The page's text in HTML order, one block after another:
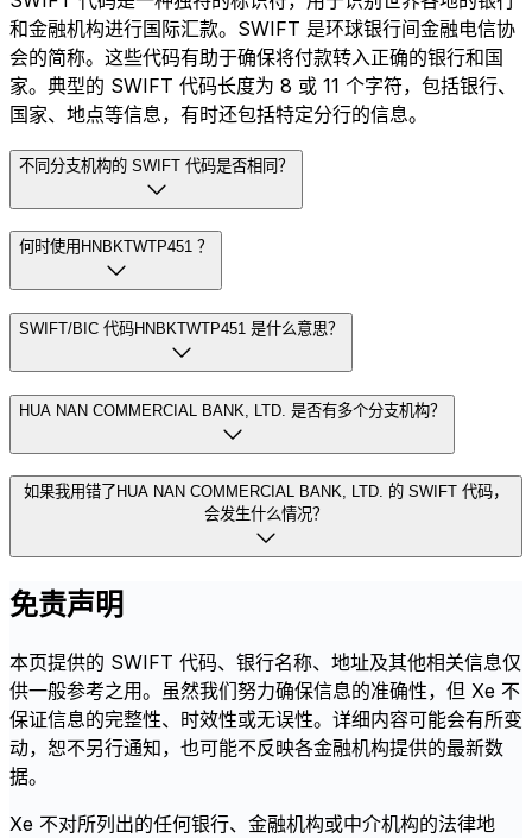
和金融机构进行国际汇款。SWIFT 是环球银行间金融电信协
会的简称。这些代码有助于确保将付款转入正确的银行和国
家。典型的 SWIFT 代码长度为 8 或 11 个字符，包括银行、
国家、地点等信息，有时还包括特定分行的信息。
不同分支机构的 SWIFT 代码是否相同？
何时使用HNBKTWTP451 ？
SWIFT/BIC 代码HNBKTWTP451 是什么意思？
HUA NAN COMMERCIAL BANK, LTD. 是否有多个分支机构？
如果我用错了HUA NAN COMMERCIAL BANK, LTD. 的 SWIFT 代码，
会发生什么情况？
免责声明
本页提供的 SWIFT 代码、银行名称、地址及其他相关信息仅
供一般参考之用。虽然我们努力确保信息的准确性，但 Xe 不
保证信息的完整性、时效性或无误性。详细内容可能会有所变
动，恕不另行通知，也可能不反映各金融机构提供的最新数
据。
Xe 不对所列出的任何银行、金融机构或中介机构的法律地